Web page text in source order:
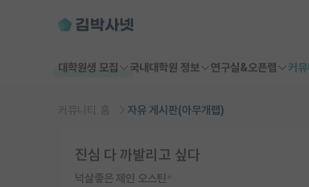
대학원생 모집 국내대학원 정보 연구실&오픈랩 커뮤
커뮤니티 홈 자유 게시판(아무개랩)
진심 다 까발리고 싶다
넉살좋은 제인 오스틴